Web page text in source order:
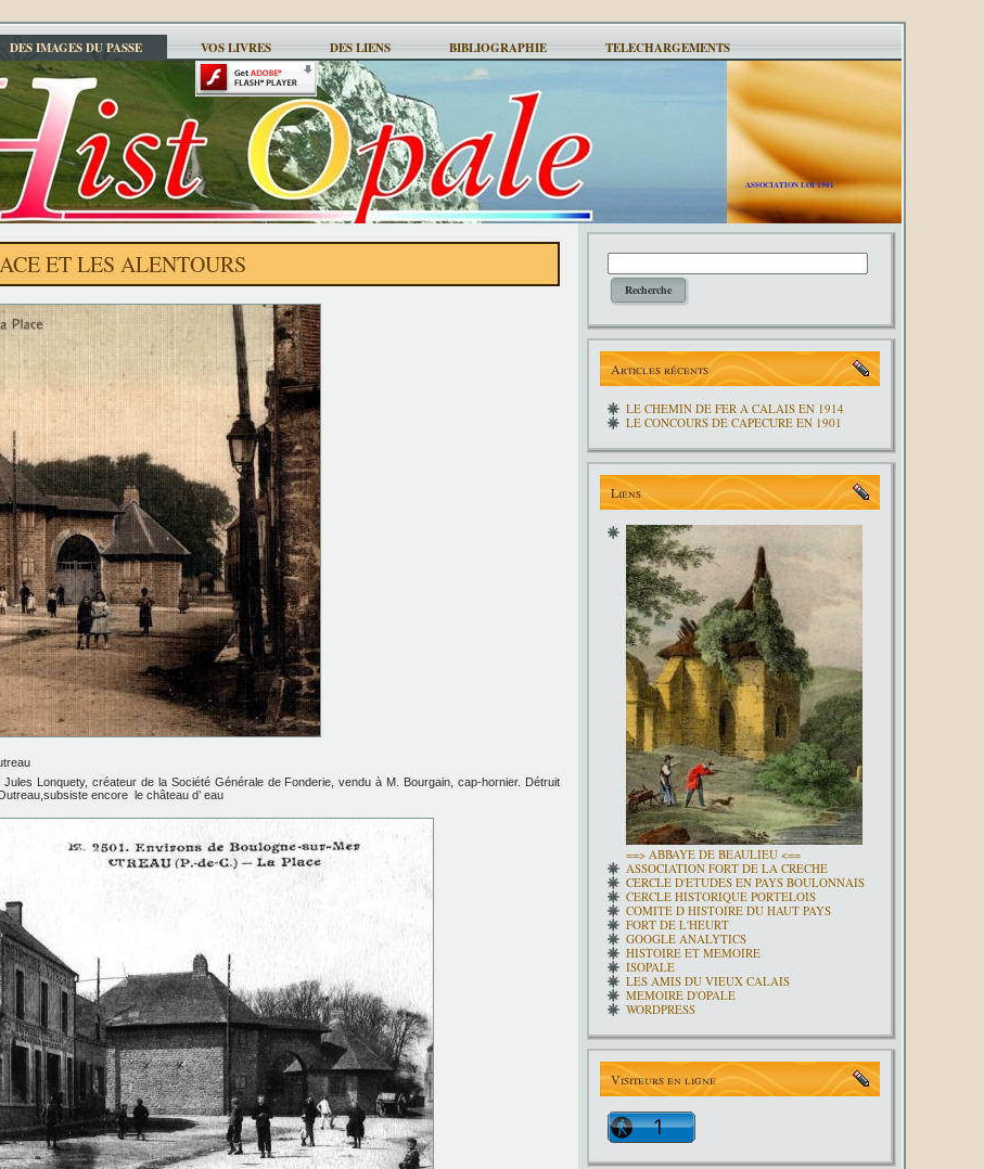
DES IMAGES DU PASSE VOS LIVRES DES LIENS BIBLIOGRAPHIE TELECHARGEMENTS
ASSOCIATION LOI 1901
ET LES ALENTOURS
Lonquety, créateur de la Société Générale de Fonderie, vendu à M. Bourgain, cap-hornier. Détruit
encore le château d’ eau
Articles récents
LE CHEMIN DE FER A CALAIS EN 1914
LE CONCOURS DE CAPECURE EN 1901
Liens
==> ABBAYE DE BEAULIEU <==
ASSOCIATION FORT DE LA CRECHE
CERCLE D'ETUDES EN PAYS BOULONNAIS
CERCLE HISTORIQUE PORTELOIS
COMITE D HISTOIRE DU HAUT PAYS
FORT DE L'HEURT
GOOGLE ANALYTICS
HISTOIRE ET MEMOIRE
ISOPALE
LES AMIS DU VIEUX CALAIS
MEMOIRE D'OPALE
WORDPRESS
Visiteurs en ligne